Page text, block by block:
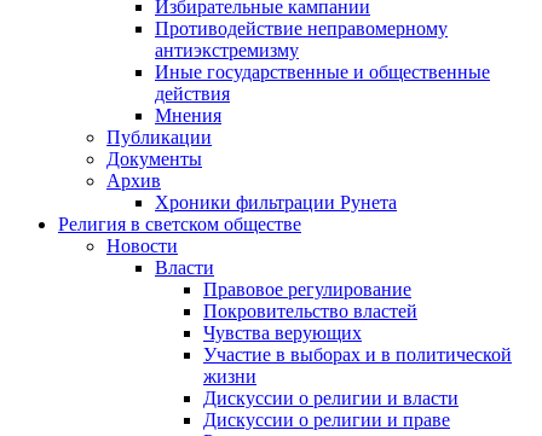
Избирательные кампании
Противодействие неправомерному
антиэкстремизму
Иные государственные и общественные
действия
Мнения
Публикации
Документы
Архив
Хроники фильтрации Рунета
Религия в светском обществе
Новости
Власти
Правовое регулирование
Покровительство властей
Чувства верующих
Участие в выборах и в политической
жизни
Дискуссии о религии и власти
Дискуссии о религии и праве